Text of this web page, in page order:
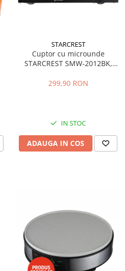
STARCREST
Cuptor cu microunde
STARCREST SMW-2012BK,
mecanic, 6 Trepte de putere,
299,90 RON
IN STOC
ADAUGA IN COS